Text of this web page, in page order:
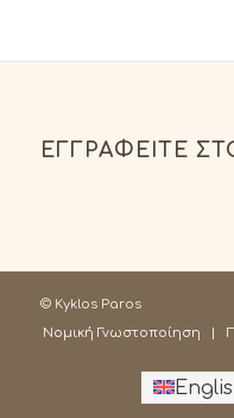
ΕΓΓΡΑΦΕΊΤΕ
© Kyklos Paros
Νομική Γνωστοποίηση